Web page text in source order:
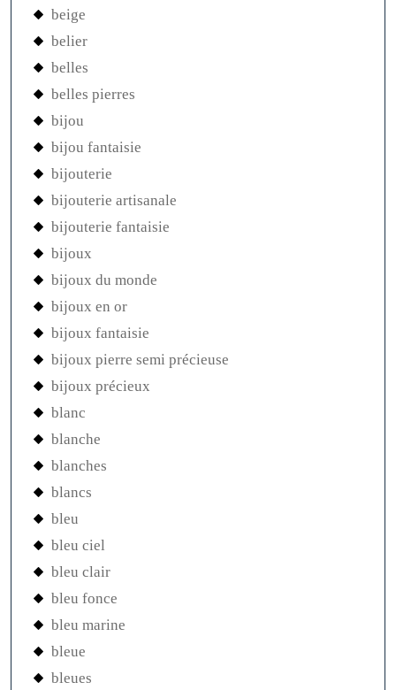
beige
belier
belles
belles pierres
bijou
bijou fantaisie
bijouterie
bijouterie artisanale
bijouterie fantaisie
bijoux
bijoux du monde
bijoux en or
bijoux fantaisie
bijoux pierre semi précieuse
bijoux précieux
blanc
blanche
blanches
blancs
bleu
bleu ciel
bleu clair
bleu fonce
bleu marine
bleue
bleues